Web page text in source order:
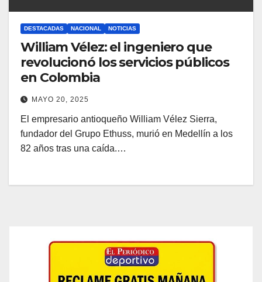
DESTACADAS NACIONAL NOTICIAS
William Vélez: el ingeniero que
revolucionó los servicios públicos
en Colombia
MAYO 20, 2025
El empresario antioqueño William Vélez Sierra,
fundador del Grupo Ethuss, murió en Medellín a los
82 años tras una caída.…